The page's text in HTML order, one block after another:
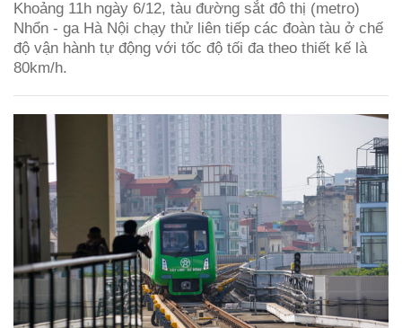
Khoảng 11h ngày 6/12, tàu đường sắt đô thị (metro)
Nhổn - ga Hà Nội chạy thử liên tiếp các đoàn tàu ở chế
độ vận hành tự động với tốc độ tối đa theo thiết kế là
80km/h.